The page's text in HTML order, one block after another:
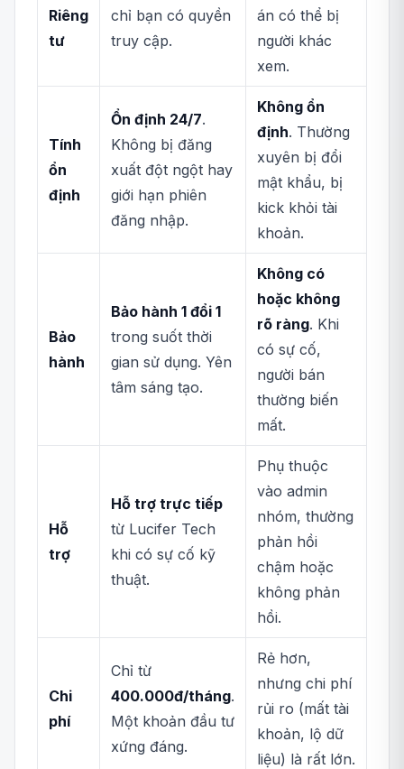
Riêng
tư
chỉ bạn có quyền
truy cập.
án có thể bị
người khác
xem.
Tính
ổn
định
Ổn định 24/7.
Không bị đăng
xuất đột ngột hay
giới hạn phiên
đăng nhập.
Không ổn
định. Thường
xuyên bị đổi
mật khẩu, bị
kick khỏi tài
khoản.
Bảo
hành
Bảo hành 1 đổi 1
trong suốt thời
gian sử dụng. Yên
tâm sáng tạo.
Không có
hoặc không
rõ ràng. Khi
có sự cố,
người bán
thường biến
mất.
Hỗ
trợ
Hỗ trợ trực tiếp
từ Lucifer Tech
khi có sự cố kỹ
thuật.
Phụ thuộc
vào admin
nhóm, thường
phản hồi
chậm hoặc
không phản
hồi.
Chi
phí
Chỉ từ
400.000đ/tháng.
Một khoản đầu tư
xứng đáng.
Rẻ hơn,
nhưng chi phí
rủi ro (mất tài
khoản, lộ dữ
liệu) là rất lớn.